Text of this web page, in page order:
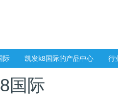
国际
际 凯发k8国际的产品中心 行